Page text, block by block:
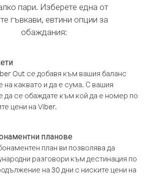
пари. Изберете една от
гъвкави, евтини опции за
обаждания:
Out се добавя към вашия баланс
на каквато и да е сума. С вашия
да се обаждате към кой да е номер по
цени на Viber.
планове
план ви позволява да
разговори към дестинация по
на 30 дни с ниските цени на